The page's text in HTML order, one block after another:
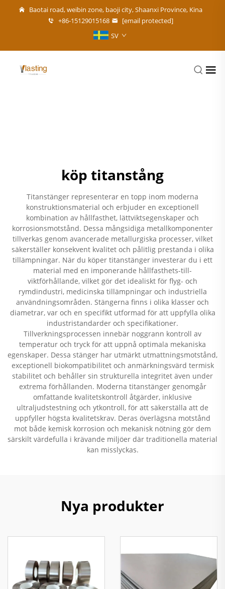
Baotai road, weibin zone, baoji city, Shaanxi Province, Kina
+86-15129015168
[email protected]
SV
köp titanstång
Titanstänger representerar en topp inom moderna
konstruktionsmaterial och erbjuder en exceptionell
kombination av hållfasthet, lättviktsegenskaper och
korrosionsmotstånd. Dessa mångsidiga metallkomponenter
tillverkas genom avancerade metallurgiska processer, vilket
säkerställer konsekvent kvalitet och pålitlig prestanda i olika
tillämpningar. När du köper titanstänger investerar du i ett
material med en imponerande hållfasthets-till-
viktförhållande, vilket gör det idealiskt för flyg- och
rymdindustri, medicinska tillämpningar och industriella
användningsområden. Stängerna finns i olika klasser och
diametrar, var och en specifikt utformad för att uppfylla olika
industristandarder och specifikationer.
Tillverkningsprocessen innebär noggrann kontroll av
temperatur och tryck för att uppnå optimala mekaniska
egenskaper. Dessa stänger har utmärkt utmattningsmotstånd,
exceptionell biokompatibilitet och anmärkningsvärd termisk
stabilitet och behåller sin strukturella integritet även under
extrema förhållanden. Moderna titanstänger genomgår
omfattande kvalitetskontroll åtgärder, inklusive
ultraljudstestning och ytkontroll, för att säkerställa att de
uppfyller högsta kvalitetskrav. Deras överlägsna motstånd
mot både kemisk korrosion och mekanisk nötning gör dem
särskilt värdefulla i krävande miljöer där traditionella material
kan misslyckas.
Nya produkter